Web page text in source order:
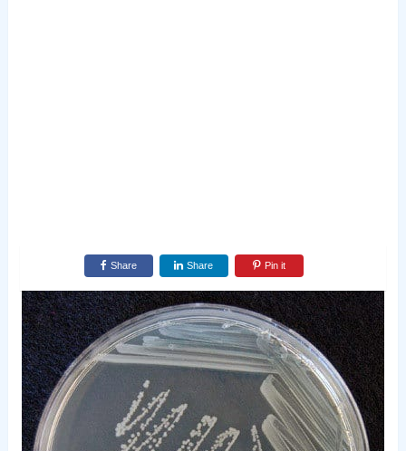
Share Share Pin it